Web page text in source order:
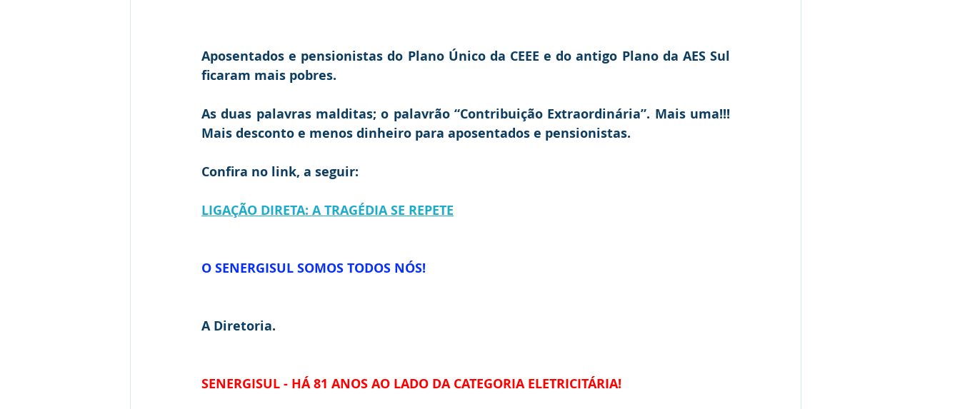
Aposentados e pensionistas do Plano Único da CEEE e do antigo Plano da AES Sul
ficaram mais pobres.
As duas palavras malditas; o palavrão “Contribuição Extraordinária”. Mais uma!!!
Mais desconto e menos dinheiro para aposentados e pensionistas.
Confira no link, a seguir:
LIGAÇÃO DIRETA: A TRAGÉDIA SE REPETE
O SENERGISUL SOMOS TODOS NÓS!
A Diretoria.
SENERGISUL - HÁ 81 ANOS AO LADO DA CATEGORIA ELETRICITÁRIA!